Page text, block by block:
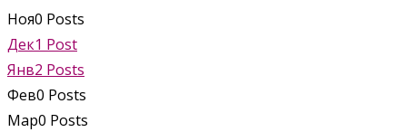
Ноя0 Posts
Дек1 Post
Янв2 Posts
Фев0 Posts
Мар0 Posts